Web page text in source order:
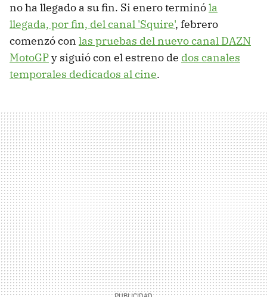
no ha llegado a su fin. Si enero terminóla
llegada, por fin, del canal 'Squire', febrero
comenzó con las pruebas del nuevo canal DAZN
MotoGPy siguió con el estreno de dos canales
temporales dedicados al cine.